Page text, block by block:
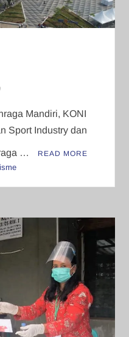
Mandiri, KONI
Sport Industry dan
… READ MORE